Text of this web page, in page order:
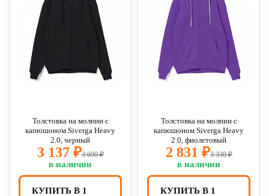
Толстовка на молнии с
капюшоном Siverga Heavy
2.0, черный
3 137 ₽3 690 ₽
в наличии
КУПИТЬ В 1
Толстовка на молнии с
капюшоном Siverga Heavy
2.0, фиолетовый
2 831 ₽3 330 ₽
в наличии
КУПИТЬ В 1